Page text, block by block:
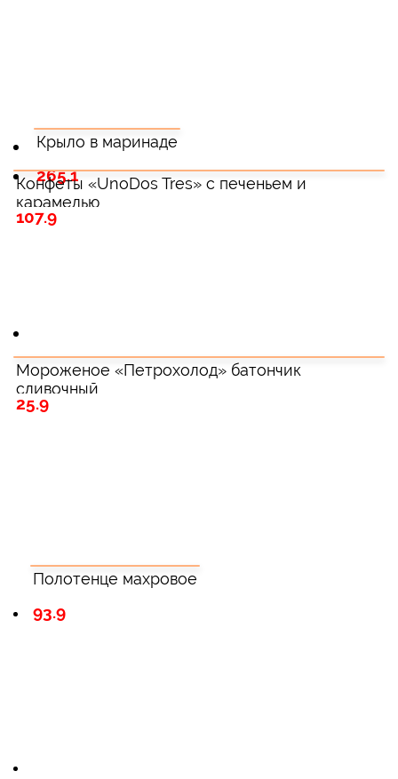
Конфеты «UnoDos Tres» с печеньем и
карамелью
107.9
Крыло в маринаде
265.1
Мороженое «Петрохолод» батончик
сливочный
25.9
Полотенце махровое
93.9